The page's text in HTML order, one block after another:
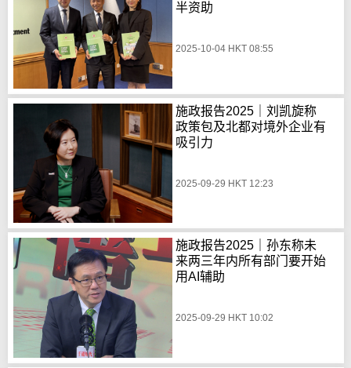
半资助
2025-10-04 HKT 08:55
施政报告2025｜刘凯旋称
政策包及北都对境外企业有
吸引力
2025-09-29 HKT 12:23
施政报告2025｜孙东称未
来两三年内所有部门要开始
用AI辅助
2025-09-29 HKT 10:02